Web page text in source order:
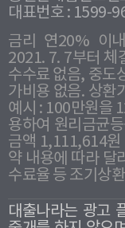
대표번호 : 1599-
금리 연20% 이
2021. 7. 7부터 체
수수료 없음, 중도
가비용 없음. 상환
예시 : 100만원을
용하여 원리금균
금액 1,111,614원
약 내용에 따라 달
수료율 등 조기상
대출나라는 광고